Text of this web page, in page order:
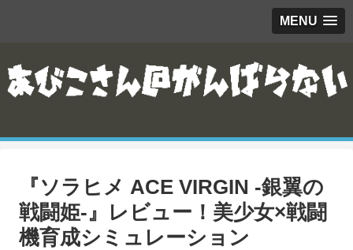
MENU
『ソラヒメ ACE VIRGIN -銀翼の
戦闘姫-』レビュー！美少女×戦闘
機育成シミュレーション